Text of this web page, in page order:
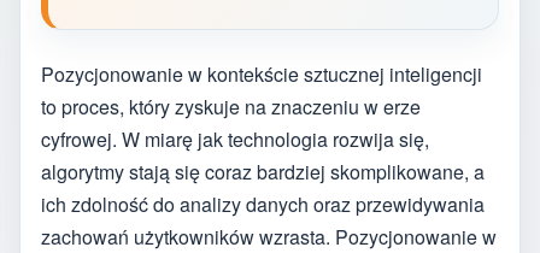
Pozycjonowanie w kontekście sztucznej inteligencji
to proces, który zyskuje na znaczeniu w erze
cyfrowej. W miarę jak technologia rozwija się,
algorytmy stają się coraz bardziej skomplikowane, a
ich zdolność do analizy danych oraz przewidywania
zachowań użytkowników wzrasta. Pozycjonowanie w